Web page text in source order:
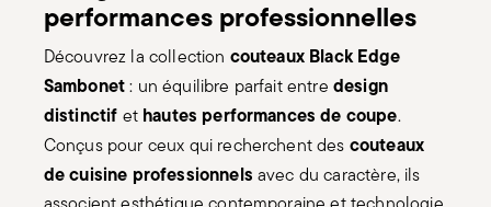
Découvrez la collectioncouteaux Black Edge
Sambonet : un équilibre parfait entredesign
distinctifethautes performances de coupe
Conçus pour ceux qui recherchent descouteaux
de cuisine professionnelsavec du caractère, ils
associent esthétique contemporaine et technologie
avancée pour des résultats impeccables au